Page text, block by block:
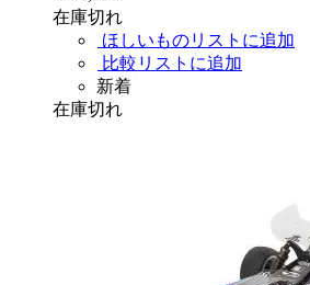
在庫切れ
ほしいものリストに追加
比較リストに追加
新着
在庫切れ